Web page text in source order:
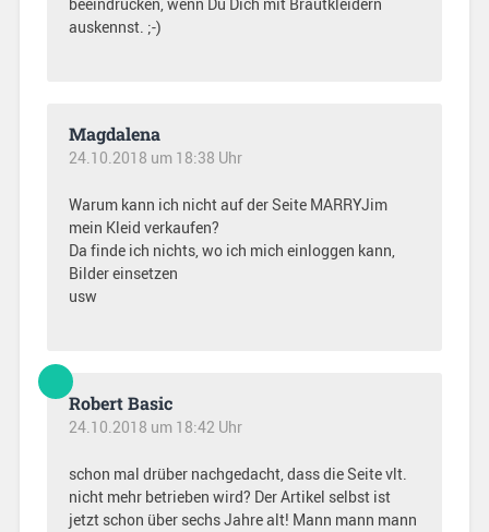
beeindrucken, wenn Du Dich mit Brautkleidern
auskennst. ;-)
Magdalena
24.10.2018 um 18:38 Uhr
Warum kann ich nicht auf der Seite MARRYJim
mein Kleid verkaufen?
Da finde ich nichts, wo ich mich einloggen kann,
Bilder einsetzen
usw
Robert Basic
24.10.2018 um 18:42 Uhr
schon mal drüber nachgedacht, dass die Seite vlt.
nicht mehr betrieben wird? Der Artikel selbst ist
jetzt schon über sechs Jahre alt! Mann mann mann